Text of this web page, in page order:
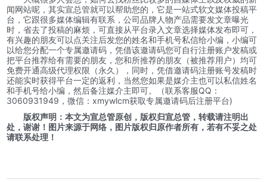
闻网站呢，其实宣总管就可以帮助您的，它是一站式软文媒体投稿平
台，它跟很多媒体编辑有联系，公司品牌人物产品需要发文章曝光
时，省去了投稿的麻烦，可直接从平台录入文章选择媒体发布即可，
有兴趣的朋友可以点关注后发您的姓名和手机号私信给小编，小编可
以给您分配一个专属邀请码，凭借该邀请码您可自行注册账户发稿或
把平台推荐给有需要的朋友，您和所推荐的朋友（被推荐用户）均可
免费开通高级代理权限（永久），同时，凭借邀请码注册账号发稿时
还能实时获得平台一定的返利，当然您如果是媒介主也可以私信姓名
和手机号给小编，然后备注媒介主即可。（联系客服QQ：
3060931949，微信：xmywlcm获取专属邀请码后注册平台)
版权声明：本文为宣总管原创，版权归宣总管，转载请注明出
处，谢谢！图片来源于网络，图片版权归原作者所有，若有不妥之处
请联系处理！